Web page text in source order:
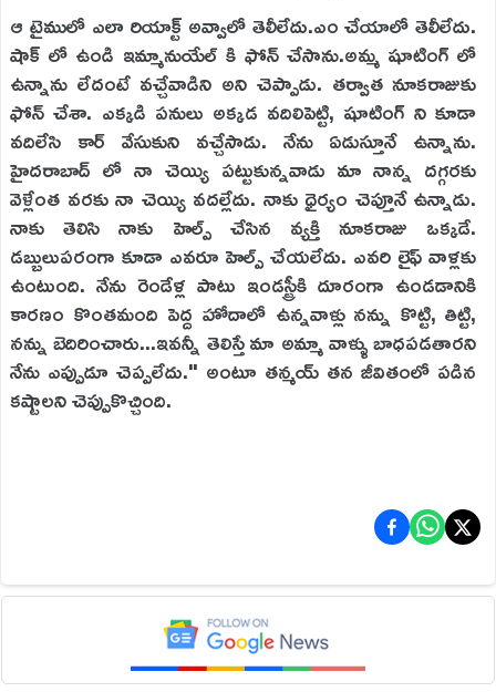
ఆ టైములో ఎలా రియాక్ట్ అవ్వాలో తెలీలేదు.ఎం చేయాలో తెలీలేదు.
షాక్ లో ఉండి ఇమ్మానుయేల్ కి ఫోన్ చేసాను.అమ్మ షూటింగ్ లో
ఉన్నాను లేదంటే వచ్చేవాడిని అని చెప్పాడు. తర్వాత నూకరాజుకు
ఫోన్ చేశా. ఎక్కడి పనులు అక్కడ వదిలిపెట్టి, షూటింగ్ ని కూడా
వదిలేసి కార్ వేసుకుని వచ్చేసాడు. నేను ఏడుస్తూనే ఉన్నాను.
హైదరాబాద్ లో నా చెయ్యి పట్టుకున్నవాడు మా నాన్న దగ్గరకు
వెళ్లేంత వరకు నా చెయ్యి వదల్లేదు. నాకు ధైర్యం చెప్తూనే ఉన్నాడు.
నాకు తెలిసి నాకు హెల్ప్ చేసిన వ్యక్తి నూకరాజు ఒక్కడే.
డబ్బులుపరంగా కూడా ఎవరూ హెల్ప్ చేయలేదు. ఎవరి లైఫ్ వాళ్లకు
ఉంటుంది. నేను రెండేళ్ల పాటు ఇండస్ట్రీకి దూరంగా ఉండడానికి
కారణం కొంతమంది పెద్ద హోదాలో ఉన్నవాళ్లు నన్ను కొట్టి, తిట్టి,
నన్ను బెదిరించారు...ఇవన్నీ తెలిస్తే మా అమ్మా వాళ్ళు బాధపడతారని
నేను ఎప్పుడూ చెప్పలేదు." అంటూ తన్మయ్ తన జీవితంలో పడిన
కష్టాలని చెప్పుకొచ్చింది.